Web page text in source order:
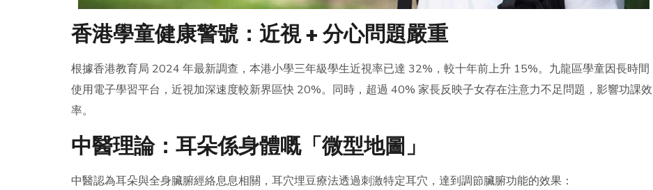
香港學童健康警號：近視 + 分心問題嚴重
根據香港教育局 2024 年最新調查，本港小學三年級學生近視率已達 32%，較十年前上升 15%。九龍區學童因長時間
使用電子學習平台，近視加深速度較新界區快 20%。同時，超過 40% 家長反映子女存在注意力不足問題，影響功課效
率。
中醫理論：耳朵係身體嘅「微型地圖」
中醫認為耳朵與全身臟腑經絡息息相關，耳穴埋豆療法透過刺激特定耳穴，達到調節臟腑功能的效果：